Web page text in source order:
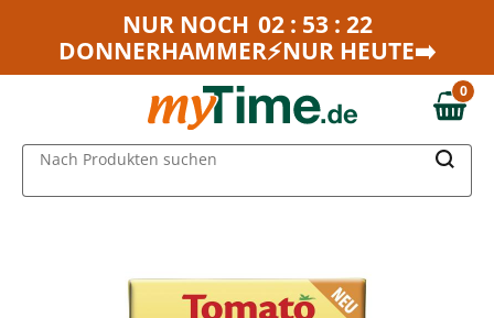
Zum Hauptinhalt springen
Zur Navigation springen
NUR NOCH 02 : 53 : 22
DONNERHAMMER⚡NUR HEUTE➡️
0,00 €
0
Nach Produkten suchen